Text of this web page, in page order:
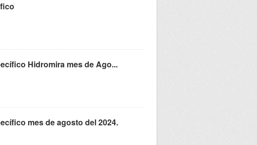
Hidromira mes de Ago...
mes de agosto del 2024.